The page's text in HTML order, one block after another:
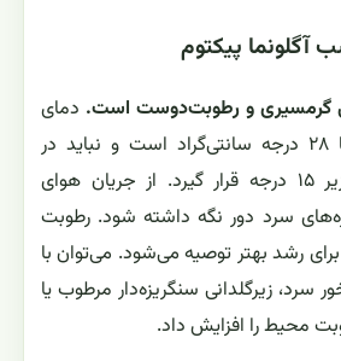
آگلونما پیکتوم
گرمسیری و رطوبت‌دوست است. دمای
ایده‌آل آن بین ۱۸ تا ۲۸ درجه سانتی‌گراد است و نباید در
معرض هوای سرد زیر ۱۵ درجه قرار گیرد. از جریان هوای
سرد دور نگه داشته شود. رطوبت
۸۰ درصد برای رشد بهتر توصیه می‌شود. می‌توان با
سرد، زیرگلدانی سنگریزه‌دار مرطوب یا
محیط را افزایش داد.